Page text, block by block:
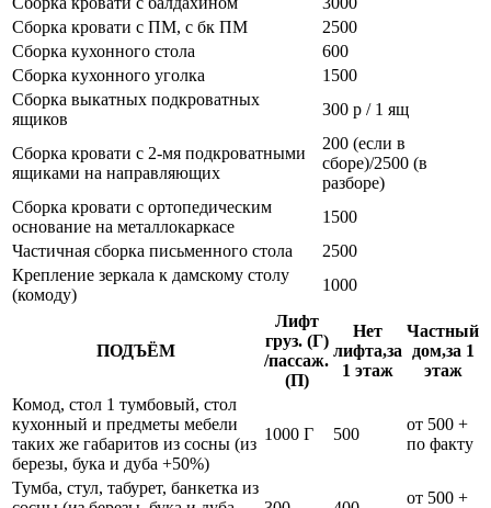
Сборка кровати с ПМ, с бк ПМ
2500
Сборка кухонного стола
600
Сборка кухонного уголка
1500
Сборка выкатных подкроватных
ящиков
300 р / 1 ящ
Сборка кровати с 2-мя подкроватными
ящиками на направляющих
200 (если в
сборе)/2500 (в
разборе)
Сборка кровати с ортопедическим
основание на металлокаркасе
1500
Частичная сборка письменного стола
2500
Крепление зеркала к дамскому столу
(комоду)
1000
ПОДЪЁМ
Лифт
груз. (Г)
/пассаж.
(П)
Нет
лифта,за
1 этаж
Частный
дом,за 1
этаж
Комод, стол 1 тумбовый, стол
кухонный и предметы мебели
таких же габаритов из сосны (из
березы, бука и дуба +50%)
1000 Г 500
от 500 +
по факту
Тумба, стул, табурет, банкетка из
от 500 +